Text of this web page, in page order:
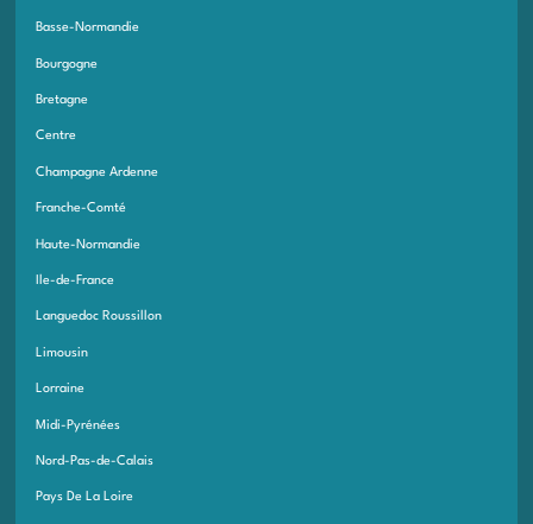
Basse-Normandie
Bourgogne
Bretagne
Centre
Champagne Ardenne
Franche-Comté
Haute-Normandie
Ile-de-France
Languedoc Roussillon
Limousin
Lorraine
Midi-Pyrénées
Nord-Pas-de-Calais
Pays De La Loire